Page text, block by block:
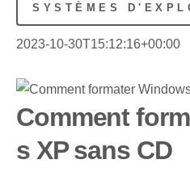
SYSTÈMES
2023-10-30T15:12:16+00:00
Comment
s XP sans CD